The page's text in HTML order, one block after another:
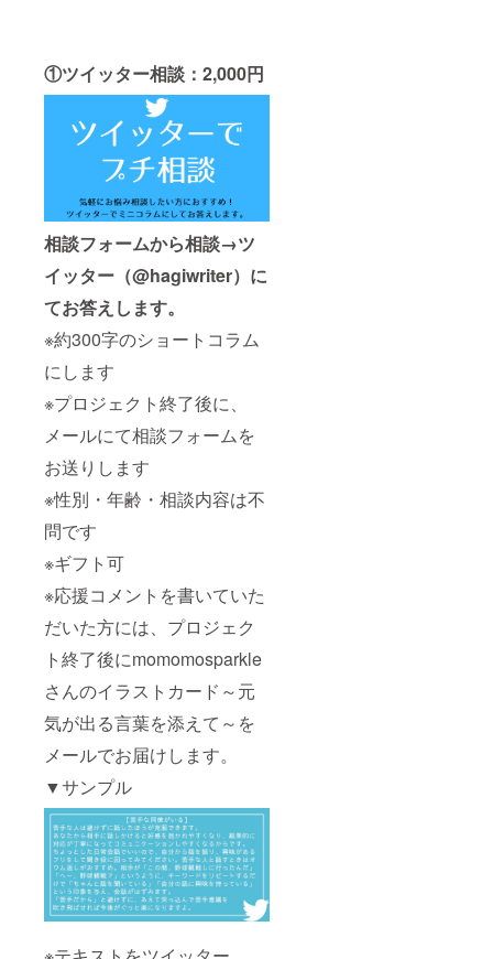
①ツイッター相談：2,000円
相談フォームから相談→ツ
イッター（@hagiwriter）に
てお答えします。
※約300字のショートコラム
にします
※プロジェクト終了後に、
メールにて相談フォームを
お送りします
※性別・年齢・相談内容は不
問です
※ギフト可
※応援コメントを書いていた
だいた方には、プロジェク
ト終了後にmomomosparkle
さんのイラストカード～元
気が出る言葉を添えて～を
メールでお届けします。
▼サンプル